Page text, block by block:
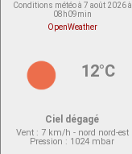
Conditions météo à 7 août 2026 à
08h09min
OpenWeather
12°C
Ciel dégagé
Vent : 7 km/h - nord nord-est
Pression : 1024 mbar